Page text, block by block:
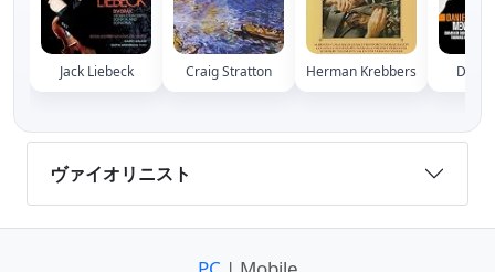
Jack Liebeck Craig Stratton Herman Krebbers
ヴァイオリニスト